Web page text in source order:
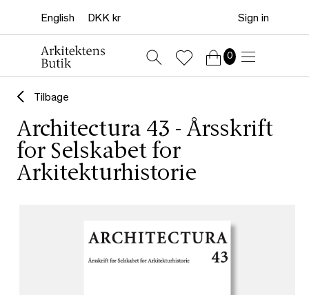
Sign in
0
Tilbage
Architectura 43 - Årsskrift
for Selskabet for
Arkitekturhistorie